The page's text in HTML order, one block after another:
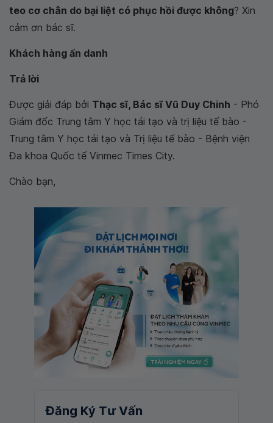
teo cơ chân do bại liệt có phục hồi được không? Xin
cảm ơn bác sĩ.
Khách hàng ẩn danh
Trả lời
Được giải đáp bởi Thạc sĩ, Bác sĩ Vũ Duy Chinh - Phó
Giám đốc Trung tâm Y học tái tạo và trị liệu tế bào -
Trung tâm Y học tái tạo và Trị liệu tế bào - Bệnh viện
Đa khoa Quốc tế Vinmec Times City.
Chào bạn,
Đăng Ký Tư Vấn